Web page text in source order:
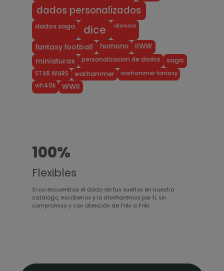
dados personalizados
dados saga dice division
fantasy football humano IIWW
miniaturas personalizacion de dados saga
STAR WARS warhammer warhammer fantasy
wh40k WWII
100%
Flexibles
Si no encuentras el dado de tus sueños en nuestro
catálogo, escríbenos y lo diseñaremos por ti, sin
compromiso y con atención de Friki a Friki.